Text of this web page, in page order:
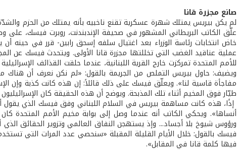
صانع مجزرة قانا
لم يكن بيريس يمتلك شهرة عسكرية تقنع ناخبيه بأنه يمتلك من الحزم
علّق الكاتب البريطاني المشهور في صحيفة الإندبندنت، روبرت فيسك، على
خاض انتخابات رئاسة الوزراء بعد اغتيال سلفه إسحق رابين- قرر في حينه أن
عملية عناقيد الغضب التي تخللتها مجزرة قانا الأولى. ويتحدث فيسك عن
ويضيف: حاول بيريس التملص من الجريمة بالقول: «لم نكن نعرف أن هناك
مفاجأة قاسية لنا». ويعلّق فيسك على ذلك قائلاً: إن هذه كانت كذبة وإن
طيّار فوق المخيم أثناء تلك المذبحة. ويوضح أن هذه الحقيقة كان
إذًا، هذه كانت مساهمة بيريس في السلام اللبناني وفق فيسك الذي يقول
أنساها». ويحكي الكاتب أنه عندما وصل إلى بوابة مخيم الأمم المتحدة
ورؤوس شيوخ بلا أجساد... وإذ يستهجن النفاق العالمي وتزوير الحقائق
فيسك بالقول: خلال الأيام القليلة المقبلة «سنحصي عدد المرات التي
فيها كلمة قانا في المقابل».